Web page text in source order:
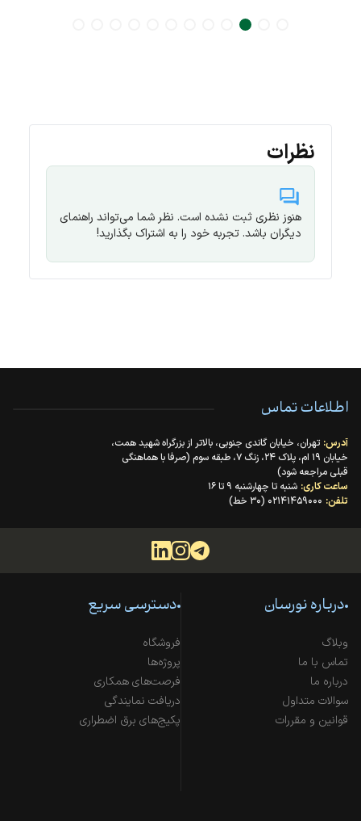
نظرات
هنوز نظری ثبت نشده است. نظر شما می‌تواند راهنمای
دیگران باشد. تجربه خود را به اشتراک بگذارید!
اطلاعات تماس
آدرس: تهران، خیابان گاندی جنوبی، بالاتر از بزرگراه شهید همت،
خیابان ۱۹ ام، پلاک ۲۴، زنگ ۷، طبقه سوم (صرفا با هماهنگی
قبلی مراجعه شود)
ساعت کاری: شنبه تا چهارشنبه ۹ تا ۱۶
تلفن: ۰۲۱۴۱۴۵۹۰۰۰ (۳۰ خط)
درباره نورسان
وبلاگ
تماس با ما
درباره ما
سوالات متداول
قوانین و مقررات
دسترسی سریع
فروشگاه
پروژه‌ها
فرصت‌های همکاری
دریافت نمایندگی
پکیج‌های برق اضطراری